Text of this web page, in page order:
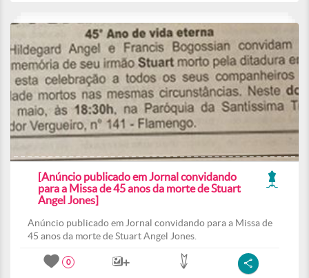
[Anúncio publicado em Jornal convidando
para a Missa de 45 anos da morte de Stuart
Angel Jones]
Anúncio publicado em Jornal convidando para a Missa de
45 anos da morte de Stuart Angel Jones.
0